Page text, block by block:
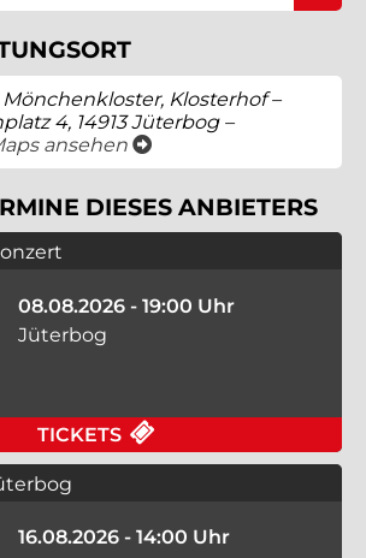
Klosterhof –
4, 14913 Jüterbog –
ansehen öffnet ein neues Fenster
DIESES ANBIETERS
08.08.2026 - 19:00 Uhr
Jüterbog
TICKETS
16.08.2026 - 14:00 Uhr